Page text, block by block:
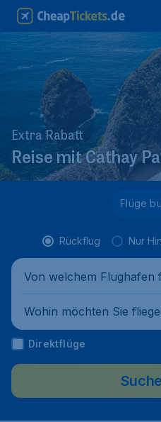
Extra Rabatt
Reise mit Cathay
Flüge
Rückflug Nur
Von welchem Flughafen
Wohin möchten Sie
Direktflüge